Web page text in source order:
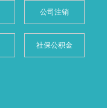
公司注销
社保公积金